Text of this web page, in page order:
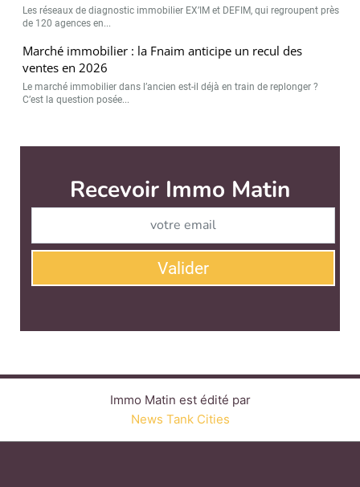
Les réseaux de diagnostic immobilier EX’IM et DEFIM, qui regroupent près
de 120 agences en...
Marché immobilier : la Fnaim anticipe un recul des
ventes en 2026
Le marché immobilier dans l’ancien est-il déjà en train de replonger ?
C’est la question posée...
Recevoir Immo Matin
Valider
Immo Matin est édité par
News Tank Cities